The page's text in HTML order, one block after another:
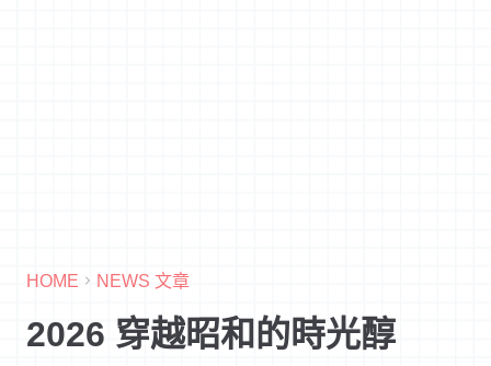
HOME NEWS 文章
2026 穿越昭和的時光醇